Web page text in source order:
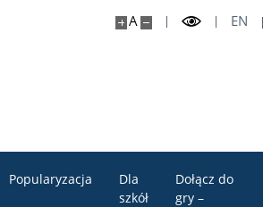
A EN
Popularyzacja
Dla
szkół
Dołącz do
gry –